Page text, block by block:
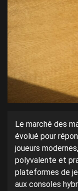
Le marché des
évolué pour
joueurs
polyvalente et
plateformes de
aux consoles